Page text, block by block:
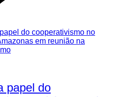
papel do